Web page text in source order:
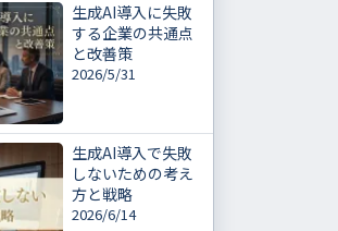
生成AI導入に失敗
する企業の共通点
と改善策
2026/5/31
生成AI導入で失敗
しないための考え
方と戦略
2026/6/14